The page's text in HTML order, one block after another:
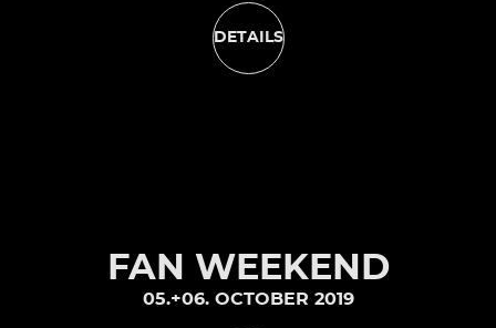
DETAILS
FAN WEEKEND
05.+06. OCTOBER 2019